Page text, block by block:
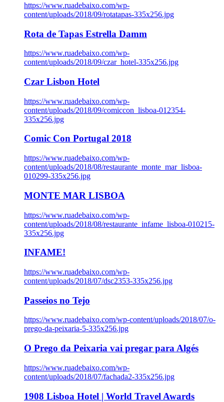
https://www.ruadebaixo.com/wp-
content/uploads/2018/09/rotatapas-335x256.jpg
Rota de Tapas Estrella Damm
https://www.ruadebaixo.com/wp-
content/uploads/2018/09/czar_hotel-335x256.jpg
Czar Lisbon Hotel
https://www.ruadebaixo.com/wp-
content/uploads/2018/09/comiccon_lisboa-012354-
335x256.jpg
Comic Con Portugal 2018
https://www.ruadebaixo.com/wp-
content/uploads/2018/08/restaurante_monte_mar_lisboa-
010299-335x256.jpg
MONTE MAR LISBOA
https://www.ruadebaixo.com/wp-
content/uploads/2018/08/restaurante_infame_lisboa-010215-
335x256.jpg
INFAME!
https://www.ruadebaixo.com/wp-
content/uploads/2018/07/dsc2353-335x256.jpg
Passeios no Tejo
https://www.ruadebaixo.com/wp-content/uploads/2018/07/o-
prego-da-peixaria-5-335x256.jpg
O Prego da Peixaria vai pregar para Algés
https://www.ruadebaixo.com/wp-
content/uploads/2018/07/fachada2-335x256.jpg
1908 Lisboa Hotel | World Travel Awards